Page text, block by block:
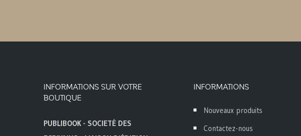
INFORMATIONS SUR VOTRE
BOUTIQUE
PUBLIBOOK - SOCIETÉ DES
INFORMATIONS
Nouveaux produits
Contactez-nous